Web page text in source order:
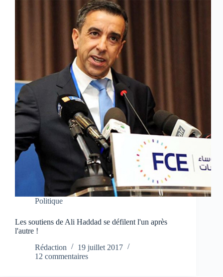
Politique
Les soutiens de Ali Haddad se défilent l'un après
l'autre !
Rédaction
19 juillet 2017
12 commentaires